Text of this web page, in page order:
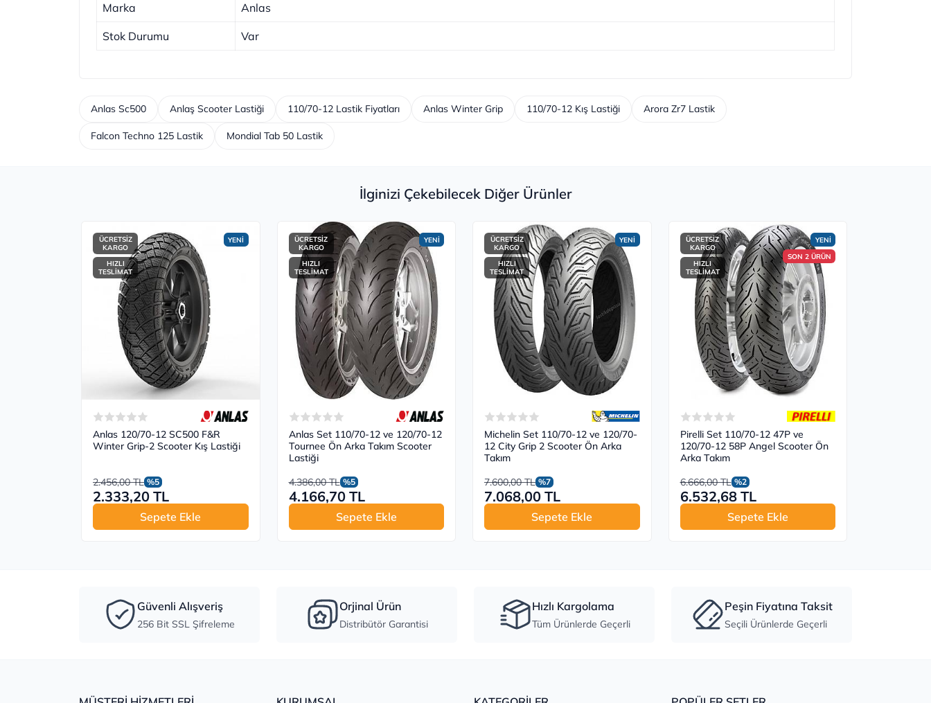
Marka Anlas
Stok Durumu Var
Anlas Sc500 Anlaş Scooter Lastiği 110/70-12 Lastik Fiyatları Anlas Winter Grip 110/70-12 Kış Lastiği Arora Zr7 Lastik
Falcon Techno 125 Lastik Mondial Tab 50 Lastik
İlginizi Çekebilecek Diğer Ürünler
YENİ
ÜCRETSİZ
KARGO
HIZLI
TESLİMAT
Anlas 120/70-12 SC500 F&R
Winter Grip-2 Scooter Kış Lastiği
2.456,00 TL %5
2.333,20 TL
Sepete Ekle
YENİ
ÜCRETSİZ
KARGO
HIZLI
TESLİMAT
Anlas Set 110/70-12 ve 120/70-12
Tournee Ön Arka Takım Scooter
Lastiği
4.386,00 TL %5
4.166,70 TL
Sepete Ekle
YENİ
ÜCRETSİZ
KARGO
HIZLI
TESLİMAT
Michelin Set 110/70-12 ve 120/70-
12 City Grip 2 Scooter Ön Arka
Takım
7.600,00 TL %7
7.068,00 TL
Sepete Ekle
YENİ
SON 2 ÜRÜN
ÜCRETSİZ
KARGO
HIZLI
TESLİMAT
Pirelli Set 110/70-12 47P ve
120/70-12 58P Angel Scooter Ön
Arka Takım
6.666,00 TL %2
6.532,68 TL
Sepete Ekle
Güvenli Alışveriş
256 Bit SSL Şifreleme
Orjinal Ürün
Distribütör Garantisi
Hızlı Kargolama
Tüm Ürünlerde Geçerli
Peşin Fiyatına Taksit
Seçili Ürünlerde Geçerli